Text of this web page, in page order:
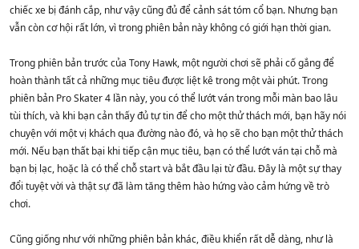
chiếc xe bị đánh cắp, như vậy cũng đủ để cảnh sát tóm cổ bạn. Nhưng bạn
vẫn còn cơ hội rất lớn, vì trong phiên bản này không có giới hạn thời gian.
Trong phiên bản trước của Tony Hawk, một người chơi sẽ phải cố gắng để
hoàn thành tất cả những mục tiêu được liệt kê trong một vài phút. Trong
phiên bản Pro Skater 4 lần này, you có thể lướt ván trong mỗi màn bao lâu
tùi thích, và khi bạn cản thấy đủ tự tin để cho một thử thách mới, bạn hãy nói
chuyện với một vị khách qua đường nào đó, và họ sẽ cho bạn một thử thách
mới. Nếu bạn thất bại khi tiếp cận mục tiêu, bạn có thể lướt ván tại chỗ mà
bạn bị lạc, hoặc là có thể chỗ start và bắt đầu lại từ đầu. Đây là một sự thay
đổi tuyệt vời và thật sự đã làm tăng thêm hào hứng vào cảm hứng về trò
chơi.
Cũng giống như với những phiên bản khác, điều khiển rất dễ dàng, như là